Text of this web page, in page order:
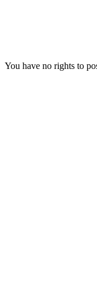
You have no rights to